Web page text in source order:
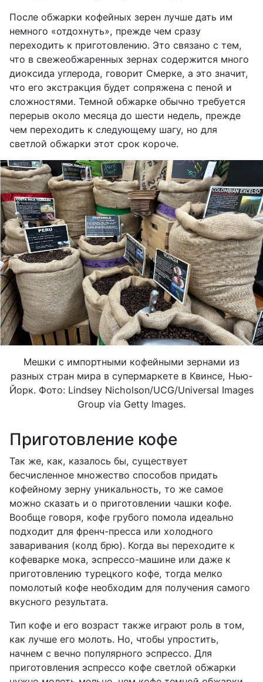
После обжарки кофейных зерен лучше дать им
немного «отдохнуть», прежде чем сразу
переходить к приготовлению. Это связано с тем,
что в свежеобжаренных зернах содержится много
диоксида углерода, говорит Смерке, а это значит,
что его экстракция будет сопряжена с пеной и
сложностями. Темной обжарке обычно требуется
перерыв около месяца до шести недель, прежде
чем переходить к следующему шагу, но для
светлой обжарки этот срок короче.
Мешки с импортными кофейными зернами из
разных стран мира в супермаркете в Квинсе, Нью-
Йорк. Фото: Lindsey Nicholson/UCG/Universal Images
Group via Getty Images.
Приготовление кофе
Так же, как, казалось бы, существует
бесчисленное множество способов придать
кофейному зерну уникальность, то же самое
можно сказать и о приготовлении чашки кофе.
Вообще говоря, кофе грубого помола идеально
подходит для френч-пресса или холодного
заваривания (колд брю). Когда вы переходите к
кофеварке мока, эспрессо-машине или даже к
приготовлению турецкого кофе, тогда мелко
помолотый кофе необходим для получения самого
вкусного результата.
Тип кофе и его возраст также играют роль в том,
как лучше его молоть. Но, чтобы упростить,
начнем с вечно популярного эспрессо. Для
приготовления эспрессо кофе светлой обжарки